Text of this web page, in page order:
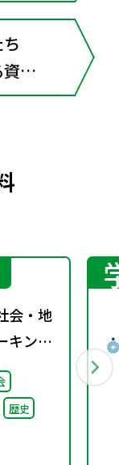
資
会・地
キング
料
歴史